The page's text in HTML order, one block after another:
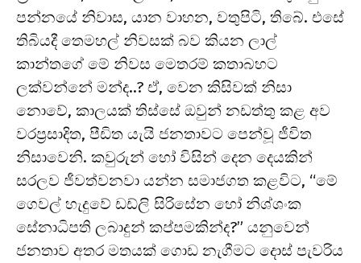
පන්නයේ නිවාස, යාන වාහන, වතුපිටි, තිබේ. එසේ
තිබියදී තෙමහල් නිවසක් බව කියන ලාල්
කාන්තගේ මේ නිවස මෙතරම් කතාබහට
ලක්වන්නේ මන්ද..? ඒ, වෙන කිසිවක් නිසා
නොවේ, කාලයක් තිස්සේ ඔවුන් නඩත්තු කළ අව
වරප්‍රසාදිත, පීඩිත යැයි ජනතාවට පෙන්වූ ජීවිත
නිසාවෙනි. කවුරුන් හෝ විසින් දෙන දෙයකින්
සරලව ජීවත්වනවා යන්න සමාජගත කළවිට, “මේ
ගෙවල් හැදුවේ ඩඩ්ලි සිරිසේන හෝ නිශ්ශංක
සේනාධිපති ලබාදුන් කප්පමකින්ද?” යනුවෙන්
ජනතාව අතර මතයක් ගොඩ නැගීමට දොස් පැවරිය